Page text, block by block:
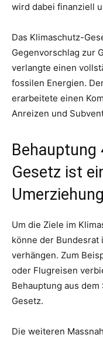
wird dabei finanziell
Das Klimaschutz-
Gegenvorschlag zur
verlangte einen
fossilen Energien.
erarbeitete einen
Anreizen und
Behauptung
Gesetz ist
Umerziehung
Um die Ziele im
könne der Bundesrat
verhängen. Zum
oder Flugreisen
Behauptung aus
Gesetz.
Die weiteren